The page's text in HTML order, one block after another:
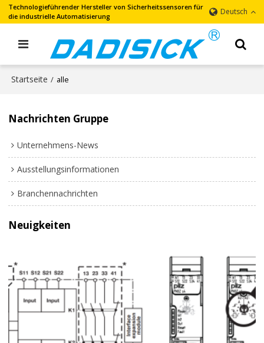
Technologieführender Hersteller von Sicherheitssensoren für
die industrielle Automatisierung
Deutsch
Startseite / alle
Nachrichten Gruppe
Unternehmens-News
Ausstellungsinformationen
Branchennachrichten
Neuigkeiten